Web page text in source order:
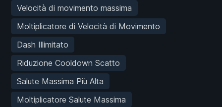
Velocità di movimento massima
Moltiplicatore di Velocità di Movimento
Dash Illimitato
Riduzione Cooldown Scatto
Salute Massima Più Alta
Moltiplicatore Salute Massima